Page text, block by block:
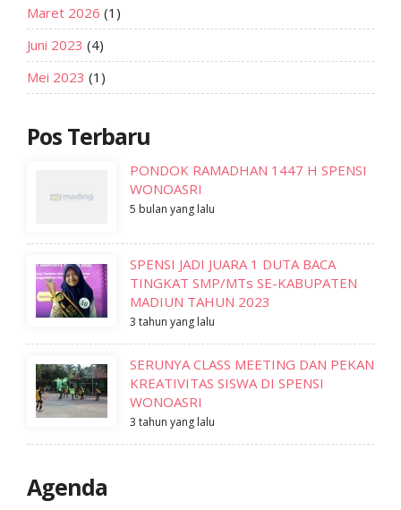
Maret 2026 (1)
Juni 2023 (4)
Mei 2023 (1)
Pos Terbaru
PONDOK RAMADHAN 1447 H SPENSI
WONOASRI
5 bulan yang lalu
SPENSI JADI JUARA 1 DUTA BACA
TINGKAT SMP/MTs SE-KABUPATEN
MADIUN TAHUN 2023
3 tahun yang lalu
SERUNYA CLASS MEETING DAN PEKAN
KREATIVITAS SISWA DI SPENSI
WONOASRI
3 tahun yang lalu
Agenda